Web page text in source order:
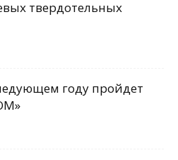
твердотельных
году пройдет